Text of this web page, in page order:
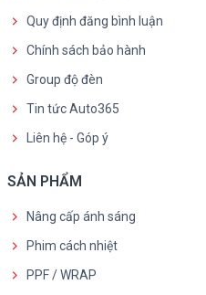
Quy định đăng bình luận
Chính sách bảo hành
Group độ đèn
Tin tức Auto365
Liên hệ - Góp ý
SẢN PHẨM
Nâng cấp ánh sáng
Phim cách nhiệt
PPF / WRAP